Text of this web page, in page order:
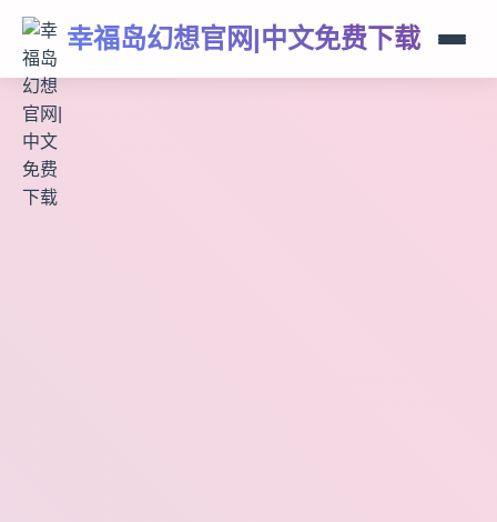
幸福岛幻想官网|中文免费下载